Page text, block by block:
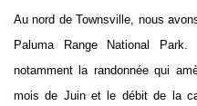
Au nord de Townsville, nous
Paluma Range National
notamment la randonnée qui
mois de Juin et le débit de la